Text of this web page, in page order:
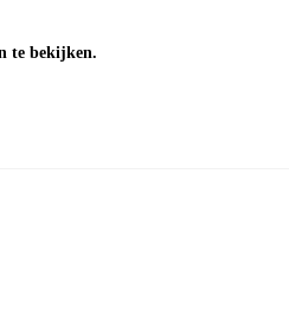
te bekijken.